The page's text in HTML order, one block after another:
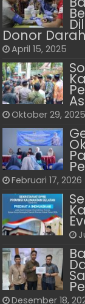
Donor Darah
April 15, 2025
Oktober 29, 2025
Februari 17, 2026
Desember 18,